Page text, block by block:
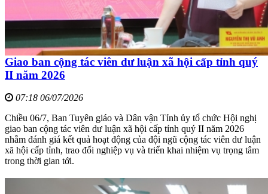
Giao ban cộng tác viên dư luận xã hội cấp tỉnh quý
II năm 2026
07:18 06/07/2026
Chiều 06/7, Ban Tuyên giáo và Dân vận Tỉnh ủy tổ chức Hội nghị
giao ban cộng tác viên dư luận xã hội cấp tỉnh quý II năm 2026
nhằm đánh giá kết quả hoạt động của đội ngũ cộng tác viên dư luận
xã hội cấp tỉnh, trao đổi nghiệp vụ và triển khai nhiệm vụ trọng tâm
trong thời gian tới.